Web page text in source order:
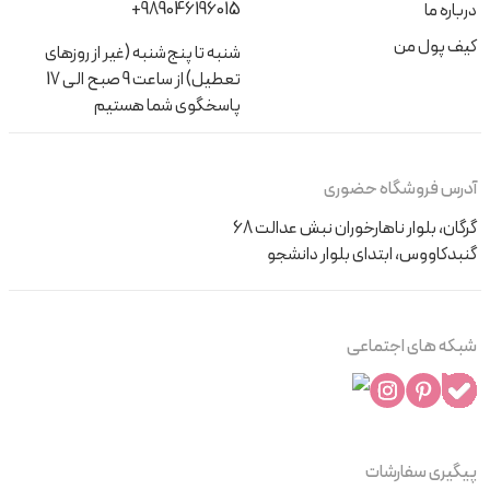
انتخاب کنید و در فصل‌های سرد به دنبال ست‌هایی با جنس
بافت یا دورس باشید.
فروشگاه توجه کنید و سایز کودک خود را با آن مطابقت دهید.
رنگ‌های شاد مثل صورتی، زرد، یا آبی و طرح‌هایی مثل شخصیت‌های
کارتونی یا گل‌دار برای دختران کوچک جذاب هستند.
مثال:ست‌های با طرح‌های مینی‌ماوس یا یونیکورن معمولاً
دوام و کیفیت دوخت
درباره ما
کیف پول من
+989046196015
شنبه تا پنج‌شنبه (غیر از روزهای
تعطیل) از ساعت 9 صبح الی 17
پاسخگوی شما هستیم
آدرس فروشگاه حضوری
گرگان، بلوار ناهارخوران نبش عدالت 68
گنبدکاووس، ابتدای بلوار دانشجو
شبکه های اجتماعی
پیگیری سفارشات